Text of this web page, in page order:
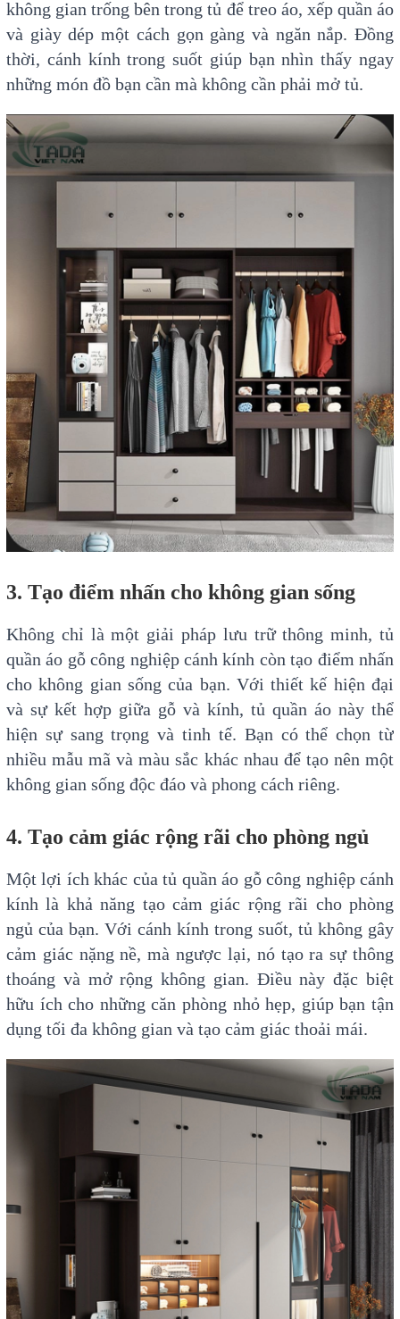
không gian trống bên trong tủ để treo áo, xếp quần áo
và giày dép một cách gọn gàng và ngăn nắp. Đồng
thời, cánh kính trong suốt giúp bạn nhìn thấy ngay
những món đồ bạn cần mà không cần phải mở tủ.
3. Tạo điểm nhấn cho không gian sống
Không chỉ là một giải pháp lưu trữ thông minh, tủ
quần áo gỗ công nghiệp cánh kính còn tạo điểm nhấn
cho không gian sống của bạn. Với thiết kế hiện đại
và sự kết hợp giữa gỗ và kính, tủ quần áo này thể
hiện sự sang trọng và tinh tế. Bạn có thể chọn từ
nhiều mẫu mã và màu sắc khác nhau để tạo nên một
không gian sống độc đáo và phong cách riêng.
4. Tạo cảm giác rộng rãi cho phòng ngủ
Một lợi ích khác của tủ quần áo gỗ công nghiệp cánh
kính là khả năng tạo cảm giác rộng rãi cho phòng
ngủ của bạn. Với cánh kính trong suốt, tủ không gây
cảm giác nặng nề, mà ngược lại, nó tạo ra sự thông
thoáng và mở rộng không gian. Điều này đặc biệt
hữu ích cho những căn phòng nhỏ hẹp, giúp bạn tận
dụng tối đa không gian và tạo cảm giác thoải mái.